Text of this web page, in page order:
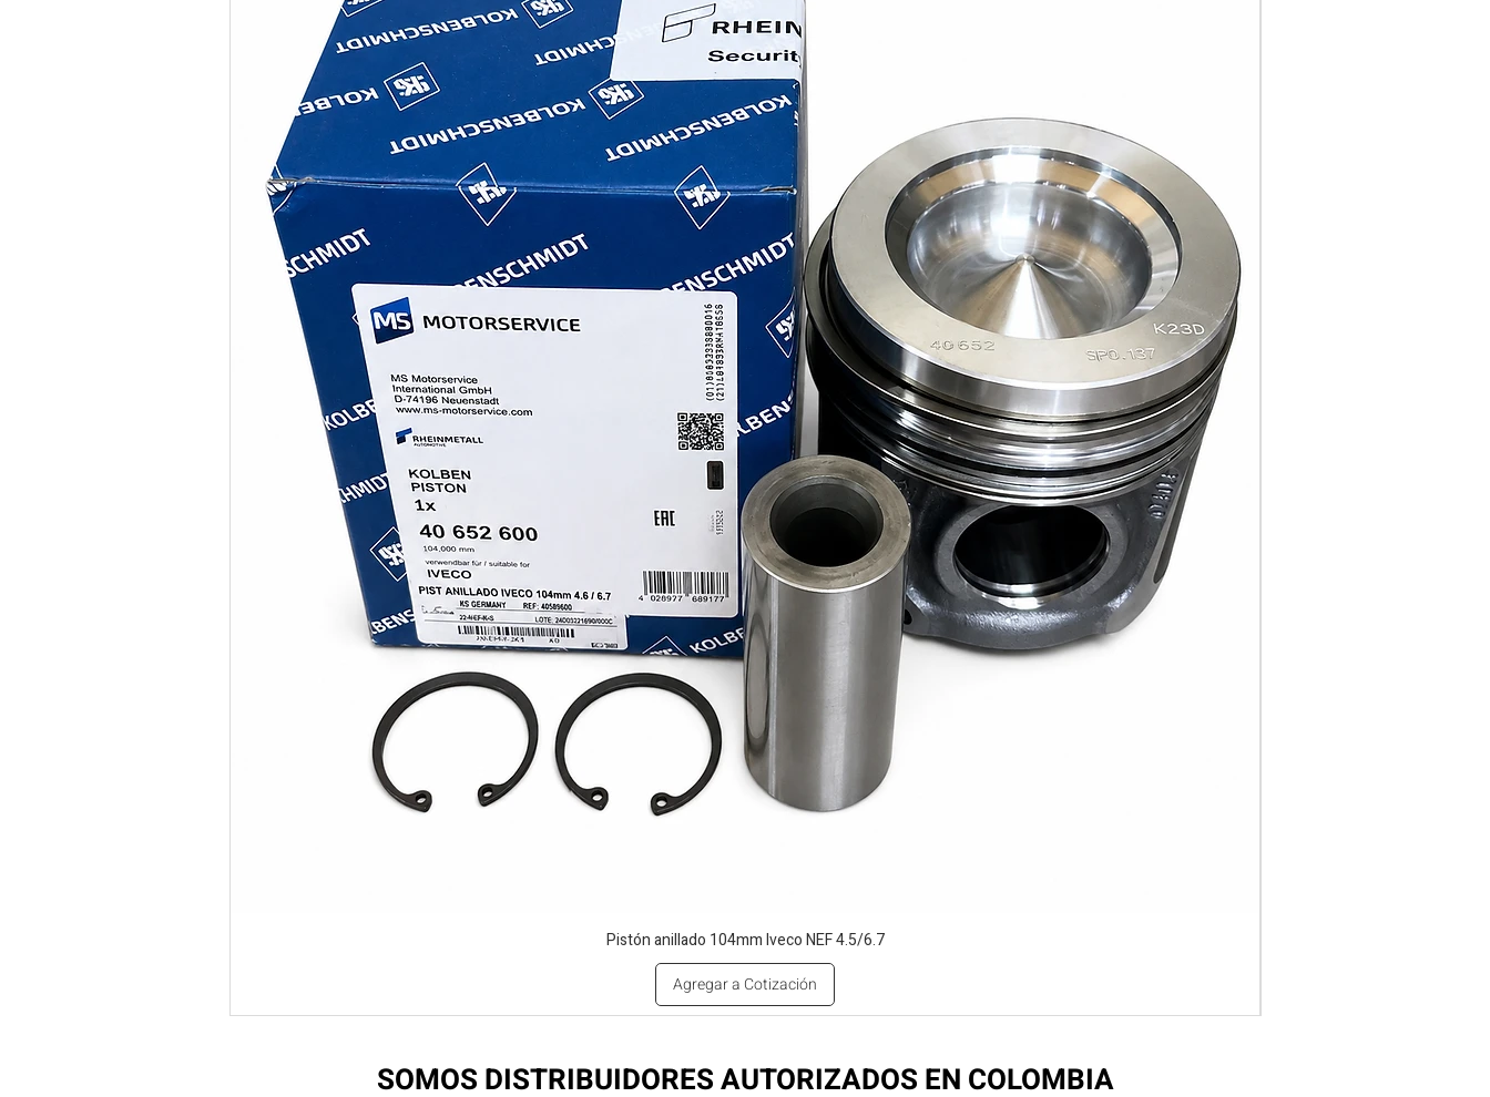
Pistón anillado 104mm Iveco NEF 4.5/6.7
Agregar a Cotización
SOMOS DISTRIBUIDORES AUTORIZADOS EN COLOMBIA